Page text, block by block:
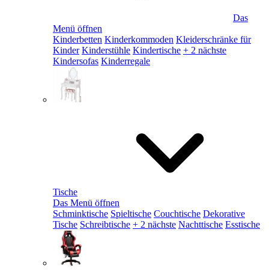
Das
Menü öffnen
Kinderbetten Kinderkommoden Kleiderschränke für
Kinder Kinderstühle Kindertische + 2 nächste
Kindersofas Kinderregale
Tische
Das Menü öffnen
Schminktische Spieltische Couchtische Dekorative
Tische Schreibtische + 2 nächste Nachttische Esstische